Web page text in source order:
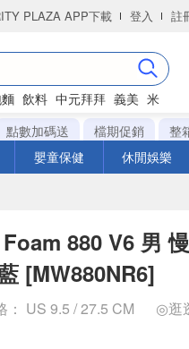
PLAZA APP下載 登入 註
飲料 中元拜拜 義美 米
點數加碼送 檔期促銷 整
嬰童保健 休閒娛樂
880 V6 男
[MW880NR6]
： US 9.5 / 27.5 CM
◎逛